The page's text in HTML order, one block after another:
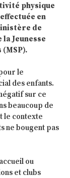
physique
en
de
Jeunesse
le
des enfants.
sur ce
beaucoup de
le contexte
ne bougent pas
ou
et clubs